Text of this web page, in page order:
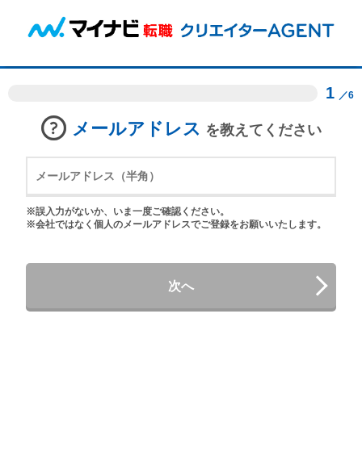
1 ／6
メールアドレス を教えてください
※誤入力がないか、いま一度ご確認ください。
※会社ではなく個人のメールアドレスでご登録をお願いいたします。
次へ